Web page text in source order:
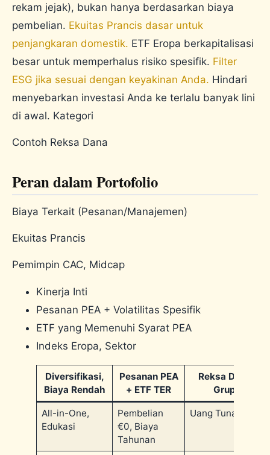
rekam jejak), bukan hanya berdasarkan biaya
pembelian. Ekuitas Prancis dasar untuk
penjangkaran domestik. ETF Eropa berkapitalisasi
besar untuk memperhalus risiko spesifik. Filter
ESG jika sesuai dengan keyakinan Anda. Hindari
menyebarkan investasi Anda ke terlalu banyak lini
di awal. Kategori
Contoh Reksa Dana
Peran dalam Portofolio
Biaya Terkait (Pesanan/Manajemen)
Ekuitas Prancis
Pemimpin CAC, Midcap
Kinerja Inti
Pesanan PEA + Volatilitas Spesifik
ETF yang Memenuhi Syarat PEA
Indeks Eropa, Sektor
Diversifikasi,
Biaya Rendah
Pesanan PEA
+ ETF TER
Reksa Dana
Grup
All-in-One,
Edukasi
Pembelian
€0, Biaya
Tahunan
Uang Tunai PEA